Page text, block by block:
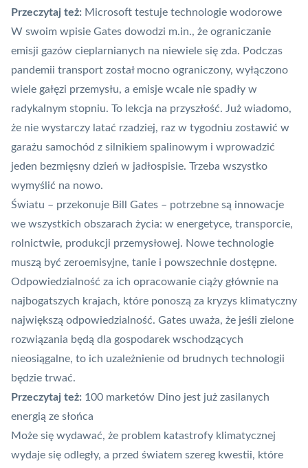
Przeczytaj też: Microsoft testuje technologie wodorowe
W swoim wpisie Gates dowodzi m.in., że ograniczanie
emisji gazów cieplarnianych na niewiele się zda. Podczas
pandemii transport został mocno ograniczony, wyłączono
wiele gałęzi przemysłu, a emisje wcale nie spadły w
radykalnym stopniu. To lekcja na przyszłość. Już wiadomo,
że nie wystarczy latać rzadziej, raz w tygodniu zostawić w
garażu samochód z silnikiem spalinowym i wprowadzić
jeden bezmięsny dzień w jadłospisie. Trzeba wszystko
wymyślić na nowo.
Światu – przekonuje Bill Gates – potrzebne są innowacje
we wszystkich obszarach życia: w energetyce, transporcie,
rolnictwie, produkcji przemysłowej. Nowe technologie
muszą być zeroemisyjne, tanie i powszechnie dostępne.
Odpowiedzialność za ich opracowanie ciąży głównie na
najbogatszych krajach, które ponoszą za kryzys klimatyczny
największą odpowiedzialność. Gates uważa, że jeśli zielone
rozwiązania będą dla gospodarek wschodzących
nieosiągalne, to ich uzależnienie od brudnych technologii
będzie trwać.
Przeczytaj też: 100 marketów Dino jest już zasilanych
energią ze słońca
Może się wydawać, że problem katastrofy klimatycznej
wydaje się odległy, a przed światem szereg kwestii, które